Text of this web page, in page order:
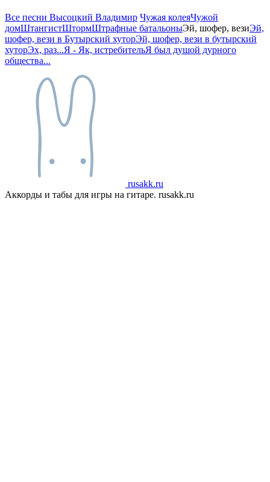
Все песни Высоцкий Владимир Чужая колеяЧужой
домШтангистШтормШтрафные батальоныЭй, шофер, везиЭй,
шофер, вези в Бутырский хуторЭй, шофер, вези в бутырский
хуторЭх, раз...Я - Як, истребительЯ был душой дурного
общества...
rusakk.ru
Аккорды и табы для игры на гитаре. rusakk.ru